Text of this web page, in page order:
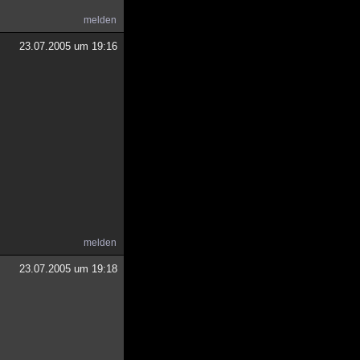
melden
23.07.2005 um 19:16
melden
23.07.2005 um 19:18